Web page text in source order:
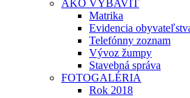
AKO VYBAVIŤ
Matrika
Evidencia
Telefónny zoznam
Vývoz žumpy
Stavebná správa
FOTOGALÉRIA
Rok 2018